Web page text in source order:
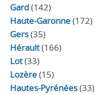
Gard(142)
Haute-Garonne(172)
Gers(35)
Hérault(166)
Lot(33)
Lozère(15)
Hautes-Pyrénées(33)